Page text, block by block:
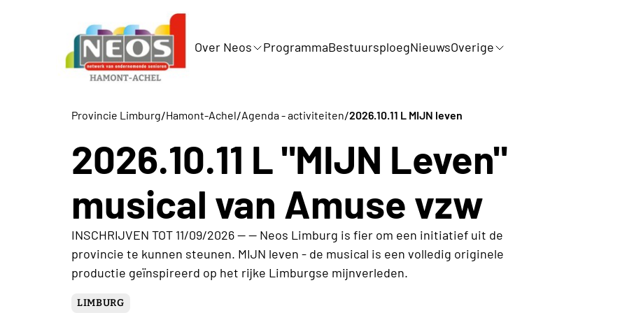
Over Neos ProgrammaBestuursploegNieuwsOverige
Provincie Limburg/Hamont-Achel/Agenda - activiteiten/2026.10.11 L MIJN leven
2026.10.11 L "MIJN Leven"
musical van Amuse vzw
INSCHRIJVEN TOT 11/09/2026 -- -- Neos Limburg is fier om een initiatief uit de
provincie te kunnen steunen. MIJN leven - de musical is een volledig originele
productie geïnspireerd op het rijke Limburgse mijnverleden.
LIMBURG